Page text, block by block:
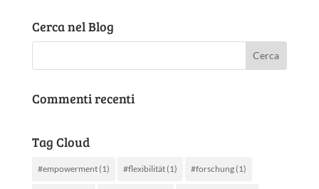
Cerca nel Blog
Commenti recenti
Tag Cloud
#empowerment(1) #flexibilität(1) #forschung(1)